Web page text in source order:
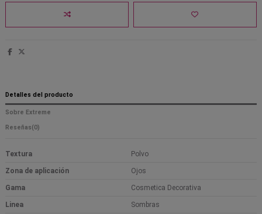
Detalles del producto
Sobre Extreme
Reseñas(0)
Textura Polvo
Zona de aplicación Ojos
Gama Cosmetica Decorativa
Linea Sombras